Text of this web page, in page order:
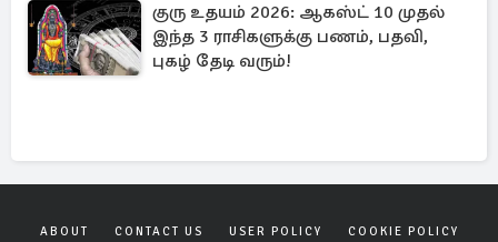
குரு உதயம் 2026: ஆகஸ்ட் 10 முதல்
இந்த 3 ராசிகளுக்கு பணம், பதவி,
புகழ் தேடி வரும்!
ABOUT CONTACT US USER POLICY COOKIE POLICY